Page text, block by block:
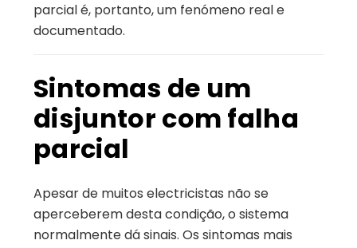
parcial é, portanto, um fenómeno real e
documentado.
Sintomas de um
disjuntor com falha
parcial
Apesar de muitos electricistas não se
aperceberem desta condição, o sistema
normalmente dá sinais. Os sintomas mais